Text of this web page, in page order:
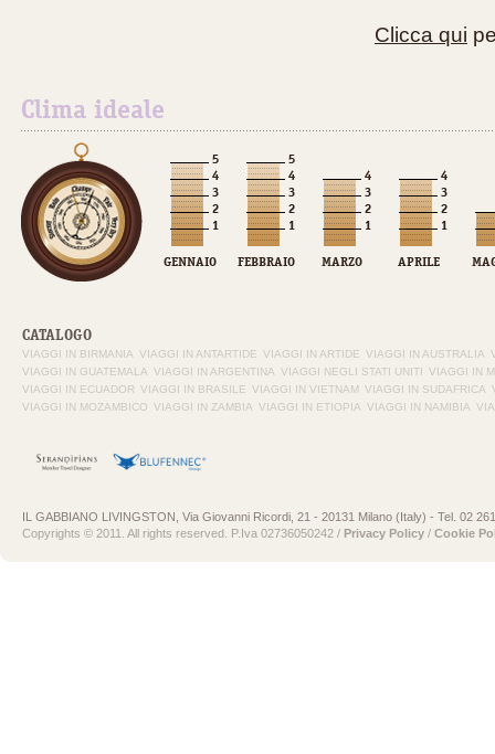
Clicca qui
Clima ideale
GENNAIO FEBBRAIO MARZO APRILE
CATALOGO
VIAGGI IN BIRMANIA VIAGGI IN ANTARTIDE VIAGGI IN ARTIDE VIAGGI IN AUSTRALIA
VIAGGI IN GUATEMALA VIAGGI IN ARGENTINA VIAGGI NEGLI STATI UNITI VIAGGI IN
VIAGGI IN ECUADOR VIAGGI IN BRASILE VIAGGI IN VIETNAM VIAGGI IN SUDAFRICA
VIAGGI IN MOZAMBICO VIAGGI IN ZAMBIA VIAGGI IN ETIOPIA VIAGGI IN NAMIBIA
IL GABBIANO LIVINGSTON, Via Giovanni Ricordi, 21 - 20131 Milano (Italy) - Tel. 02
Copyrights © 2011. All rights reserved. P.Iva 02736050242 / Privacy Policy / Cookie